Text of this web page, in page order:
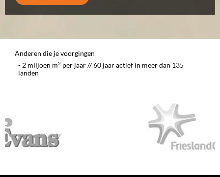
Anderen die je voorgingen
- 2 miljoen m2per jaar // 60 jaar actief in meer dan 135
landen